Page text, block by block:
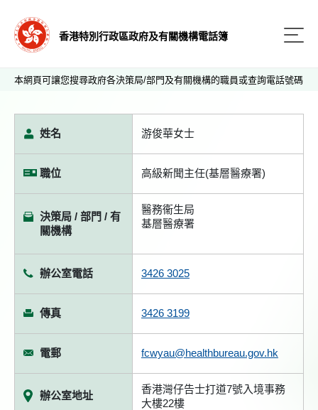
香港特別行政區政府及有關機構電話簿
本網頁可讓您搜尋政府各決策局/部門及有關機構的職員或查詢電話號碼
姓名 游俊華女士
職位 高級新聞主任(基層醫療署)
決策局 / 部門 / 有
關機構
醫務衞生局
基層醫療署
辦公室電話 3426 3025
傳真 3426 3199
電郵 fcwyau@healthbureau.gov.hk
辦公室地址
香港灣仔告士打道7號入境事務
大樓22樓